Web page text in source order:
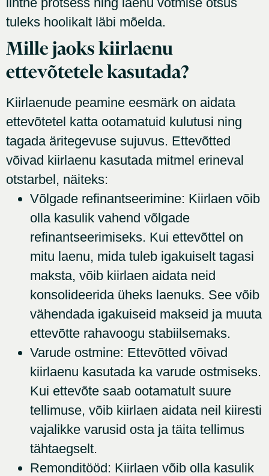
tuleks hoolikalt läbi mõelda.
Mille jaoks kiirlaenu
ettevõtetele kasutada?
Kiirlaenude peamine eesmärk on aidata
ettevõtetel katta ootamatuid kulutusi ning
tagada äritegevuse sujuvus. Ettevõtted
võivad kiirlaenu kasutada mitmel erineval
otstarbel, näiteks:
Võlgade refinantseerimine: Kiirlaen võib
olla kasulik vahend võlgade
refinantseerimiseks. Kui ettevõttel on
mitu laenu, mida tuleb igakuiselt tagasi
maksta, võib kiirlaen aidata neid
konsolideerida üheks laenuks. See võib
vähendada igakuiseid makseid ja muuta
ettevõtte rahavoogu stabiilsemaks.
Varude ostmine: Ettevõtted võivad
kiirlaenu kasutada ka varude ostmiseks.
Kui ettevõte saab ootamatult suure
tellimuse, võib kiirlaen aidata neil kiiresti
vajalikke varusid osta ja täita tellimus
tähtaegselt.
Remonditööd: Kiirlaen võib olla kasulik